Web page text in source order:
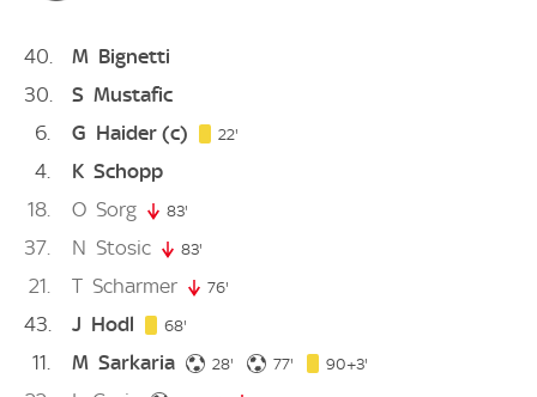
40 M Bignetti
30
S Mustafic
6
G Haider (c) 22'
4 K Schopp
18
O Sorg 83'
37 N Stosic 83'
21 T Scharmer 76'
43 J Hodl 68'
11 M Sarkaria 28' 28. minute
77' 77. minute
90+3'